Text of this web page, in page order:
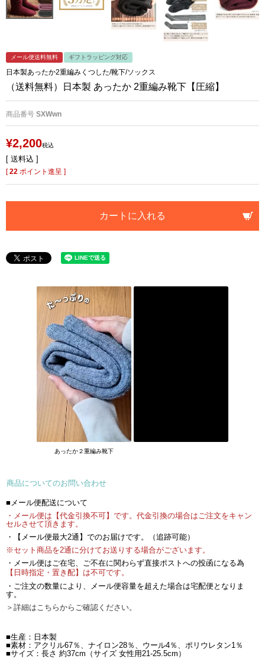
メール便送料無料 ギフトラッピング対応
日本製あったか2重編みくつした/靴下/ソックス
（送料無料）日本製 あったか 2重編み靴下【圧縮】
商品番号 SXWwn
¥2,200税込
送料込
[22 ポイント進呈 ]
カートに入れる
あったか２重編み靴下
商品についてのお問い合わせ
■メール便配送について
・メール便は【代金引換不可】です。代金引換の場合はご注文をキャン
セルさせて頂きます。
・【メール便最大2通】でのお届けです。（追跡可能）
※セット商品を2通に分けてお送りする場合がございます。
・メール便はご在宅、ご不在に関わらず直接ポストへの投函になる為
【日時指定・置き配】は不可です。
・ご注文の数量により、メール便容量を超えた場合は宅配便となりま
す。
＞詳細はこちらからご確認ください。
■生産：日本製
■素材：アクリル67％、ナイロン28％、ウール4％、ポリウレタン1％
■サイズ：長さ 約37cm（サイズ 女性用21-25.5cm）